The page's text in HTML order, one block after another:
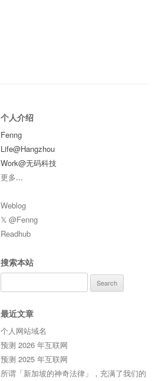
个人介绍
Fenng
Life@Hangzhou
Work@无码科技
更多...
Weblog
𝕏 @Fenng
Readhub
搜索本站
for:
最近文章
个人网站域名
预测 2026 年互联网
预测 2025 年互联网
所谓「新加坡的神奇法律」，充满了我们的